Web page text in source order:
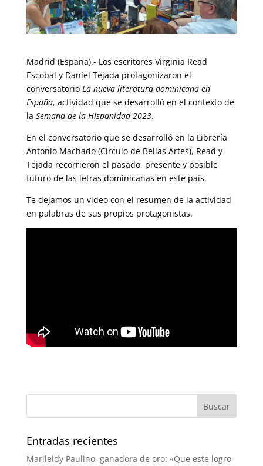
Madrid (Espana).- Los escritores Virginia Read
Escobal y Daniel Tejada protagonizaron el
conversatorio La nueva literatura dominicana en
España, actividad que se desarrolló en el contexto de
la Semana de la Hispanidad 2023.
En el conversatorio que se desarrolló en la Librería
Antonio Machado (Círculo de Bellas Artes), Read y
Tejada recorrieron el pasado, presente y posible
futuro de las letras dominicanas en este país.
Te dejamos un video con el resumen de la actividad
en palabras de sus propios protagonistas.
Entradas recientes
Marileidy Paulino, ganadora de oro: «Que este logro